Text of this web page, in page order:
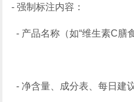
- 强制标注内容：
- 产品名称（如“维生素C膳
- 净含量、成分表、每日建